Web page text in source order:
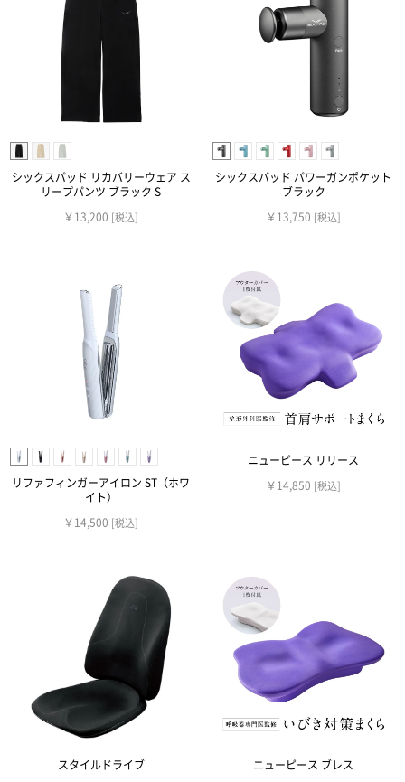
シックスパッド リカバリーウェア ス
リープパンツ ブラック S
￥13,200 [税込]
シックスパッド パワーガンポケット
ブラック
￥13,750 [税込]
リファフィンガーアイロン ST（ホワ
イト）
￥14,500 [税込]
ニューピース リリース
￥14,850 [税込]
スタイルドライブ ニューピース ブレス